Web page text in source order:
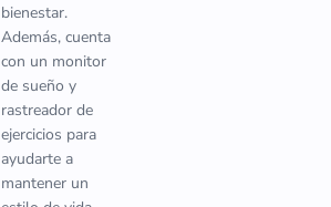
bienestar.
Además, cuenta
con un monitor
de sueño y
rastreador de
ejercicios para
ayudarte a
mantener un